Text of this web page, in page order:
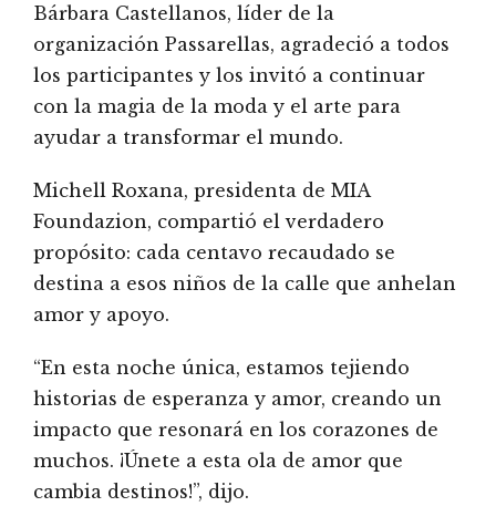
Bárbara Castellanos, líder de la
organización Passarellas, agradeció a todos
los participantes y los invitó a continuar
con la magia de la moda y el arte para
ayudar a transformar el mundo.
Michell Roxana, presidenta de MIA
Foundazion, compartió el verdadero
propósito: cada centavo recaudado se
destina a esos niños de la calle que anhelan
amor y apoyo.
“En esta noche única, estamos tejiendo
historias de esperanza y amor, creando un
impacto que resonará en los corazones de
muchos. ¡Únete a esta ola de amor que
cambia destinos!”, dijo.